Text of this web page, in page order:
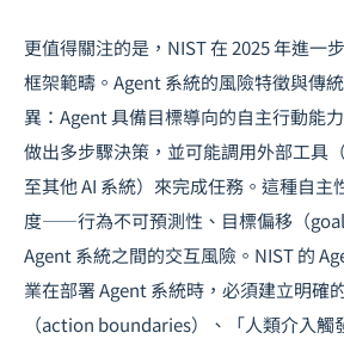
更值得關注的是，NIST 在 2025 年進一
框架範疇。Agent 系統的風險特徵與傳
異：Agent 具備目標導向的自主行動能
做出多步驟決策，並可能調用外部工具
至其他 AI 系統）來完成任務。這種自主
度——行為不可預測性、目標偏移（
Agent 系統之間的交互風險。NIST 的
業在部署 Agent 系統時，必須建立明確
（action boundaries）、「人類介入